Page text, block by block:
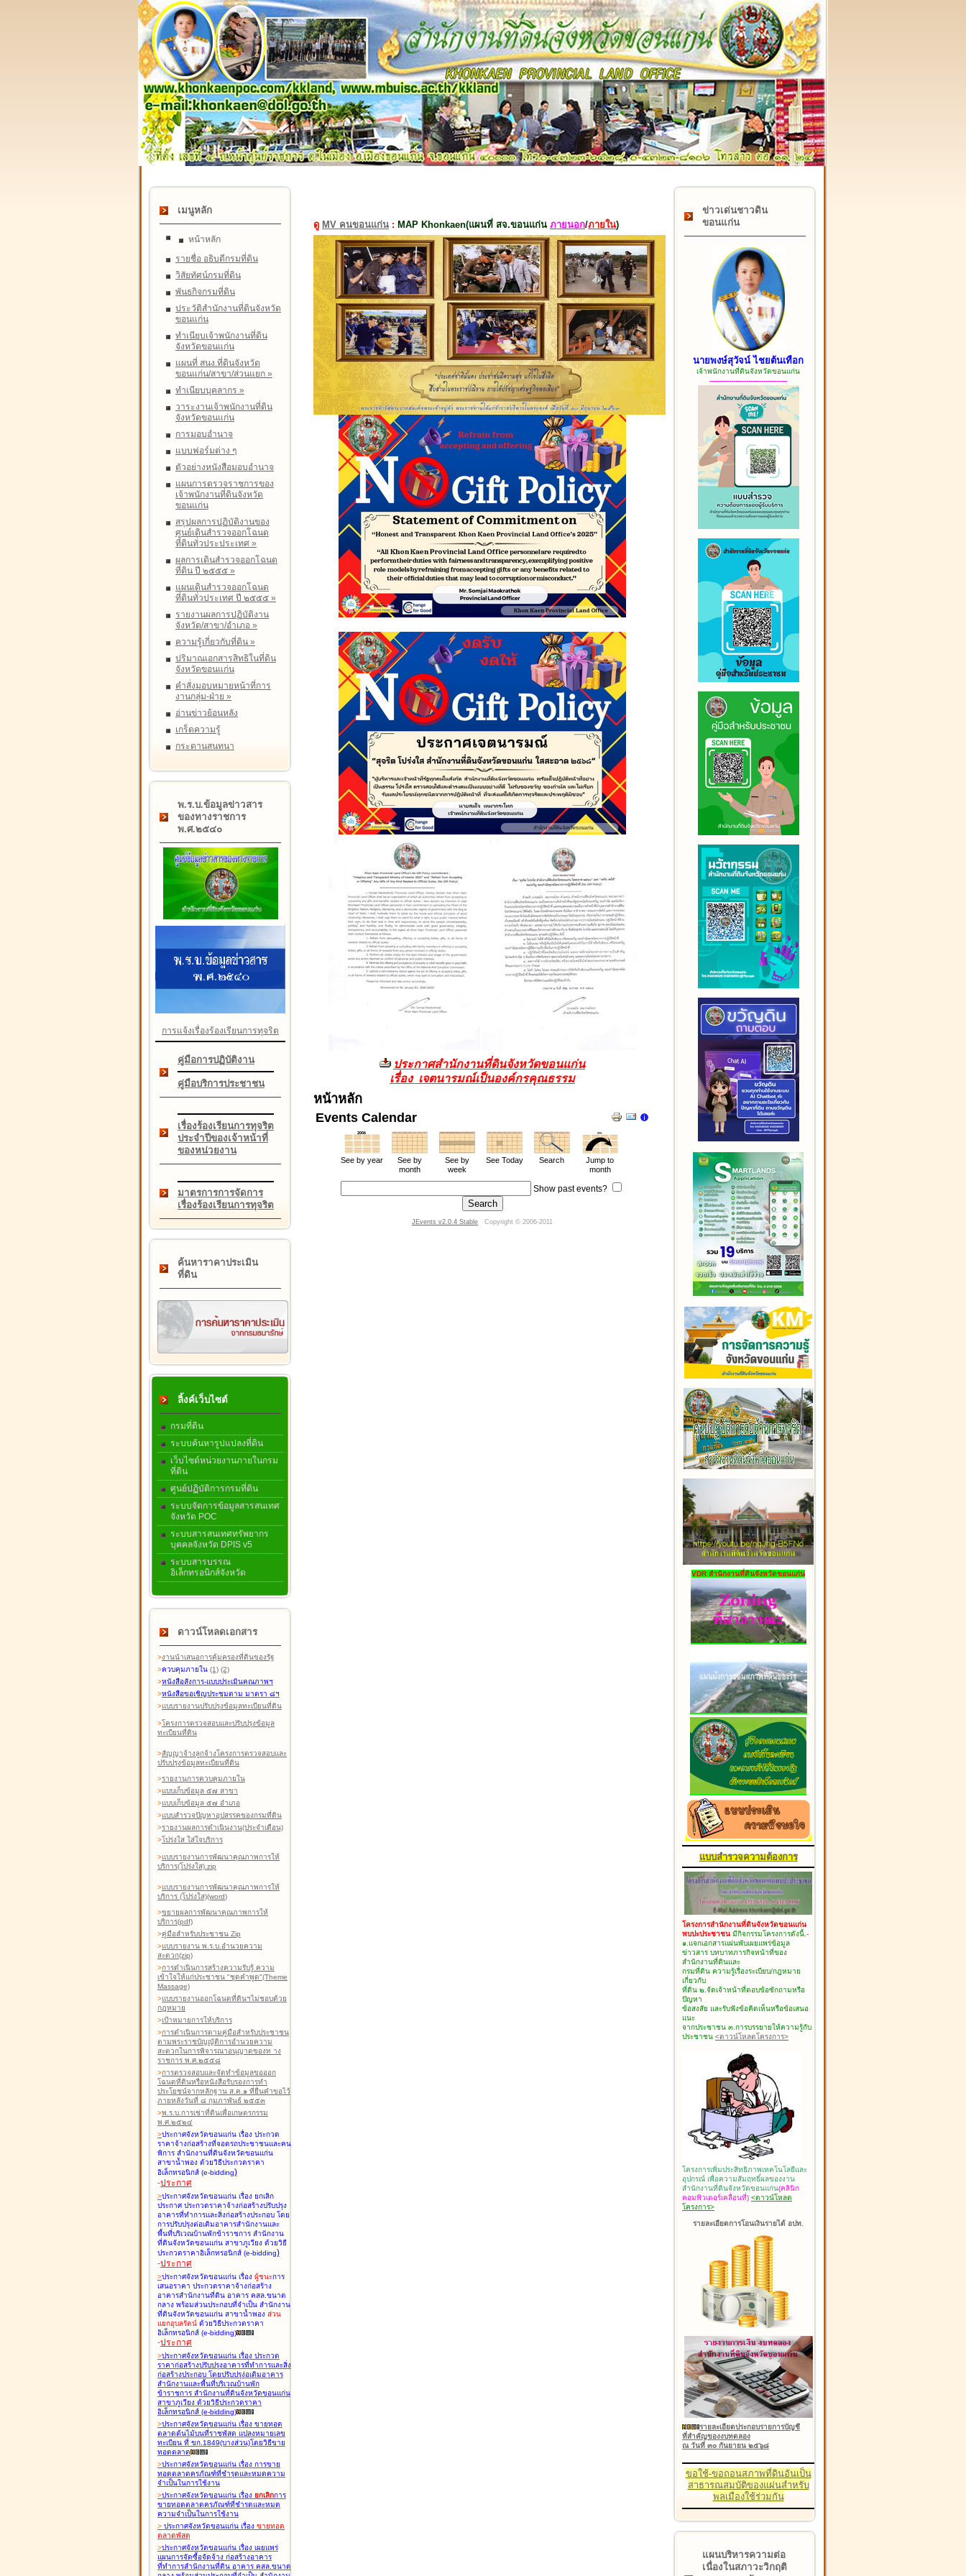
เมนูหลัก
หน้าหลัก
รายชื่อ อธิบดีกรมที่ดิน
วิสัยทัศน์กรมที่ดิน
พันธกิจกรมที่ดิน
ประวัติสำนักงานที่ดินจังหวัด
ขอนแก่น
ทำเนียบเจ้าพนักงานที่ดิน
จังหวัดขอนแก่น
แผนที่ สนง.ที่ดินจังหวัด
ขอนแก่น/สาขา/ส่วนแยก »
ทำเนียบบุคลากร »
วาระงานเจ้าพนักงานที่ดิน
จังหวัดขอนแก่น
การมอบอำนาจ
แบบฟอร์มต่าง ๆ
ตัวอย่างหนังสือมอบอำนาจ
แผนการตรวจราชการของ
เจ้าพนักงานที่ดินจังหวัด
ขอนแก่น
สรุปผลการปฏิบัติงานของ
ศูนย์เดินสำรวจออกโฉนด
ที่ดินทั่วประประเทศ »
ผลการเดินสำรวจออกโฉนด
ที่ดิน ปี ๒๕๕๕ »
แผนเดินสำรวจออกโฉนด
ที่ดินทั่วประเทศ ปี ๒๕๕๕ »
รายงานผลการปฏิบัติงาน
จังหวัด/สาขา/อำเภอ »
ความรู้เกี่ยวกับที่ดิน »
ปริมาณเอกสารสิทธิในที่ดิน
จังหวัดขอนแก่น
คำสั่งมอบหมายหน้าที่การ
งานกลุ่ม-ฝ่าย »
อ่านข่าวย้อนหลัง
เกร็ดความรู้
กระดานสนทนา
พ.ร.บ.ข้อมูลข่าวสาร
ของทางราชการ
พ.ศ.๒๕๔๐
การแจ้งเรื่องร้องเรียนการทุจริต
คู่มือการปฏิบัติงาน
คู่มือบริการประชาชน
เรื่องร้องเรียนการทุจริต
ประจำปีของเจ้าหน้าที่
ของหน่วยงาน
มาตรการการจัดการ
เรื่องร้องเรียนการทุจริต
ค้นหาราคาประเมิน
ที่ดิน
ลิ้งค์เว็บไซต์
กรมที่ดิน
ระบบค้นหารูปแปลงที่ดิน
เว็บไซต์หน่วยงานภายในกรม
ที่ดิน
ศูนย์ปฏิบัติการกรมที่ดิน
ระบบจัดการข้อมูลสารสนเทศ
จังหวัด POC
ระบบสารสนเทศทรัพยากร
บุคคลจังหวัด DPIS v5
ระบบสารบรรณ
อิเล็กทรอนิกส์จังหวัด
ดาวน์โหลดเอกสาร
>งานนำเสนอการคุ้มครองที่ดินของรัฐ
>ควบคุมภายใน (1) (2)
>หนังสือสังการ-แบบประเมินคุณภาพฯ
>หนังสือขอเชิญประชุมตาม มาตรา ๘ฯ
>แบบรายงานปรับปรุงข้อมูลทะเบียนที่ดิน
>โครงการตรวจสอบและปรับปรุงข้อมูล
ทะเบียนที่ดิน
>สัญญาจ้างลูกจ้างโครงการตรวจสอบและ
ปรับปรุงข้อมูลทะเบียนที่ดิน
>รายงานการควบคุมภายใน
>แบบเก็บข้อมูล ๕๗ สาขา
>แบบเก็บข้อมูล ๕๗ อำเภอ
>แบบสำรวจปัญหาอุปสรรคของกรมที่ดิน
>รายงานผลการดำเนินงาน(ประจำเดือน)
>โปร่งใส ใส่ใจบริการ
>แบบรายงานการพัฒนาคุณภาพการให้
บริการ(โปร่งใส).zip
>แบบรายงานการพัฒนาคุณภาพการให้
บริการ (โปร่งใส)(word)
>ขยายผลการพัฒนาคุณภาพการให้
บริการ(pdf)
>คู่มือสำหรับประชาชน Zip
>แบบรายงาน พ.ร.บ.อำนวยความ
สะดวก(zip)
>การดำเนินการสร้างความรับรู้ ความ
เข้าใจให้แก่ประชาชน "ชุดคำพูด"(Theme
Massage)
>แบบรายงานออกโฉนดที่ดินฯไม่ชอบด้วย
กฎหมาย
>เป้าหมายการให้บริการ
>การดำเนินการตามคู่มือสำหรับประชาชน
ตามพระราชบัญญัติการอำนวยความ
สะดวกในการพิจารณาอนุญาตของท าง
ราชการ พ.ศ.๒๕๕๘
>การตรวจสอบและจัดทำข้อมูลขอออก
โฉนดที่ดินหรือหนังสือรับรองการทำ
ประโยชน์จากหลักฐาน ส.ค.๑ ที่ยื่นคำขอไว้
ภายหลังวันที่ ๘ กุมภาพันธ์ ๒๕๕๓
>พ.ร.บ.การเช่าที่ดินเพื่อเกษตรกรรม
พ.ศ.๒๕๒๔
>ประกาศจังหวัดขอนแก่น เรื่อง ประกวด
ราคาจ้างก่อสร้างที่จอดรถประชาชนและคน
พิการ สำนักงานที่ดินจังหวัดขอนแก่น
สาขาน้ำพอง ด้วยวิธีประกวดราคา
อิเล็กทรอนิกส์ (e-bidding)
-ประกาศ
>ประกาศจังหวัดขอนแก่น เรื่อง ยกเลิก
ประกาศ ประกวดราคาจ้างก่อสร้างปรับปรุง
อาคารที่ทำการและสิ่งก่อสร้างประกอบ โดย
การปรับปรุงต่อเติมอาคารสำนักงานและ
พื้นที่บริเวณบ้านพักข้าราชการ สำนักงาน
ที่ดินจังหวัดขอนแก่น สาขาภูเวียง ด้วยวิธี
ประกวดราคาอิเล็กทรอนิกส์ (e-bidding)
-ประกาศ
>ประกาศจังหวัดขอนแก่น เรื่อง ผู้ชนะการ
เสนอราคา ประกวดราคาจ้างก่อสร้าง
อาคารสำนักงานที่ดิน อาคาร คสล.ขนาด
กลาง พร้อมส่วนประกอบที่จำเป็น สำนักงาน
ที่ดินจังหวัดขอนแก่น สาขาน้ำพอง ส่วน
แยกอุบลรัตน์ ด้วยวิธีประกวดราคา
อิเล็กทรอนิกส์ (e-bidding)
-ประกาศ
>ประกาศจังหวัดขอนแก่น เรื่อง ประกวด
ราคาก่อสร้างปรับปรุงอาคารที่ทำการและสิ่ง
ก่อสร้างประกอบ โดยปรับปรุง่อเติมอาคาร
สำนักงานและพื้นที่บริเวณบ้านพัก
ข้าราชการ สำนักงานที่ดินจังหวัดขอนแก่น
สาขาภูเวียง ด้วยวิธีประกวดราคา
อิเล็กทรอนิกส์ (e-bidding)
>ประกาศจังหวัดขอนแก่น เรื่อง ขายทอด
ตลาดต้นไม้บนที่ราชพัสดุ แปลงหมายเลข
ทะเบียน ที่ ขก.1849(บางส่วน)โดยวิธีขาย
ทอดตลาด
>ประกาศจังหวัดขอนแก่น เรื่อง การขาย
ทอดตลาดครุภัณฑ์ที่ชำรุดและหมดความ
จำเป็นในการใช้งาน
>ประกาศจังหวัดขอนแก่น เรื่อง ยกเลิกการ
ขายทอดตลาดครุภัณฑ์ที่ชำรุดและหมด
ความจำเป็นในการใช้งาน
> ประกาศจังหวัดขอนแก่น เรื่อง ขายทอด
ตลาดพัสดุ
>ประกาศจังหวัดขอนแก่น เรื่อง เผยแพร่
แผนการจัดซื้อจัดจ้าง ก่อสร้างอาคาร
ที่ทำการสำนักงานที่ดิน อาคาร คสล.ขนาด
๑๗ กุมภาพันธ์ "วันคล้ายวันสถาปนากรมที่ดิน" ครบรอบ ๑๒๒
ดู MV คนขอนแก่น : MAP Khonkaen(แผนที่ สจ.ขอนแก่น ภายนอก/ภายใน)
ประกาศสำนักงานที่ดินจังหวัดขอนแก่น
เรื่อง เจตนารมณ์เป็นองค์กรคุณธรรม
หน้าหลัก
Events Calendar
See by year
See by
month
See by
week
See Today Search
Jump to
month
Show past events?
JEvents v2.0.4 Stable Copyright © 2006-2011
ข่าวเด่นชาวดิน
ขอนแก่น
นายพงษ์สุวัจน์ ไชยต้นเทือก
เจ้าพนักงานที่ดินจังหวัดขอนแก่น
------------------------------------
VDR สำนักงานที่ดินจังหวัดขอนแก่น
แบบสำรวจความต้องการ
โครงการสำนักงานที่ดินจังหวัดขอนแก่น
พบปะประชาชน มีกิจกรรมโครงการดังนี้.-
๑.แจกเอกสารแผ่นพับเผยแพร่ข้อมูล
ข่าวสาร บทบาทภารกิจหน้าที่ของ
สำนักงานที่ดินและ
กรมที่ดิน ความรู้เรื่องระเบียบ/กฎหมาย
เกี่ยวกับ
ที่ดิน ๒.จัดเจ้าหน้าที่ตอบข้อซักถามหรือ
ปัญหา
ข้อสงสัย และรับฟังข้อคิดเห็นหรือข้อเสนอ
แนะ
จากประชาชน ๓.การบรรยายให้ความรู้กับ
ประชาชน <ดาวน์โหลดโครงการ>
โครงการเพิ่มประสิทธิภาพเทคโนโลยีและ
อุปกรณ์ เพื่อความสัมฤทธิ์ผลของงาน
สำนักงานที่ดินจังหวัดขอนแก่น(คลินิก
คอมพิวเตอร์เคลื่อนที่) <ดาวน์โหลด
โครงการ>
รายละเอียดการโอนเงินรายได้ อปท.
รายละเอียดประกอบรายการบัญชี
ที่สำคัญของงบทดลอง
ณ วันที่ ๓๐ กันยายน ๒๕๖๘
ขอใช้-ขอถอนสภาพที่ดินอันเป็น
สาธารณสมบัติของแผ่นสำหรับ
พลเมืองใช้ร่วมกัน
แผนบริหารความต่อ
เนื่องในสภาวะวิกฤติ